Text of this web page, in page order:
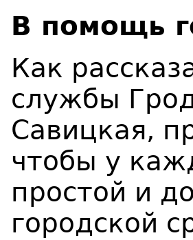
В помощь
Как
службы
Савицкая,
чтобы у
простой и
городской